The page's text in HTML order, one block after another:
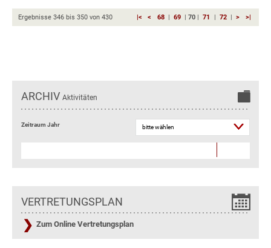
ARCHIV Aktivitäten
Zeitraum Jahr
VERTRETUNGSPLAN
Zum Online Vertretungsplan
Ergebnisse 346 bis 350 von 430 |< < 68 69 |70 71 72 > >|